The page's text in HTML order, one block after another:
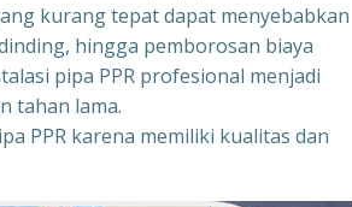
kurang tepat dapat menyebabkan
hingga pemborosan biaya
pipa PPR profesional menjadi
tahan lama.
PPR karena memiliki kualitas dan